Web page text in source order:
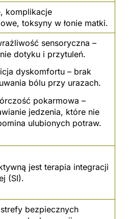
komplikacje
toksyny w łonie matki.
sensoryczna –
dotyku i przytuleń.
dyskomfortu – brak
bólu przy urazach.
pokarmowa –
jedzenia, które nie
ulubionych potraw.
jest terapia integracji
(SI).
bezpiecznych